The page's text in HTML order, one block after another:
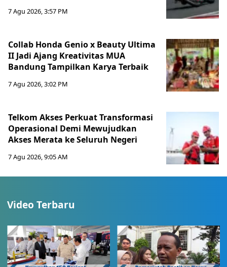
7 Agu 2026, 3:57 PM
Collab Honda Genio x Beauty Ultima
II Jadi Ajang Kreativitas MUA
Bandung Tampilkan Karya Terbaik
7 Agu 2026, 3:02 PM
Telkom Akses Perkuat Transformasi
Operasional Demi Mewujudkan
Akses Merata ke Seluruh Negeri
7 Agu 2026, 9:05 AM
Video Terbaru